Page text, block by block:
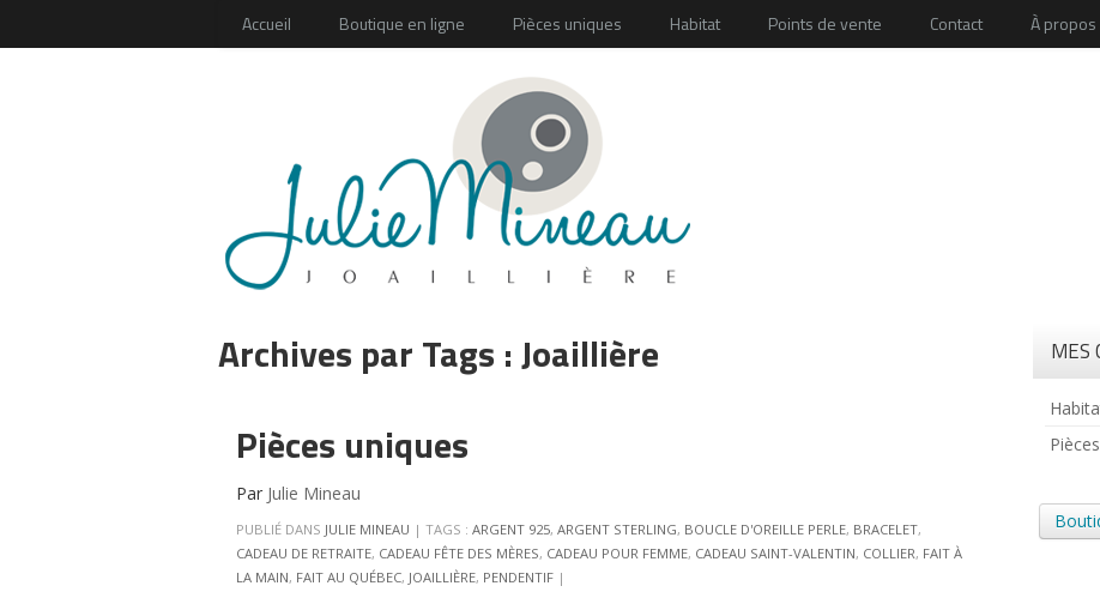
Accueil Boutique en ligne Pièces uniques Habitat Points de vente Contact À propos
Archives par Tags :Joaillière
Pièces uniques
Par Julie Mineau
PUBLIÉ DANS JULIE MINEAU | TAGS : ARGENT 925, ARGENT STERLING, BOUCLE D'OREILLE PERLE, BRACELET,
CADEAU DE RETRAITE, CADEAU FÊTE DES MÈRES, CADEAU POUR FEMME, CADEAU SAINT-VALENTIN, COLLIER, FAIT À
LA MAIN, FAIT AU QUÉBEC, JOAILLIÈRE, PENDENTIF |
MES